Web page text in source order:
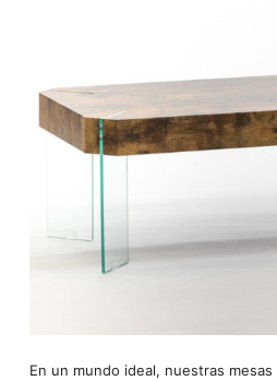
En un mundo ideal, nuestras